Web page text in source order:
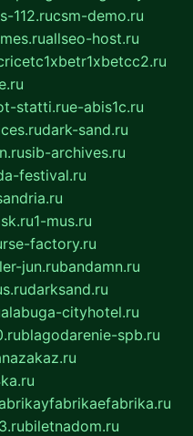
112.rucsm-demo.ru
allseo-host.ru
statti.rue-abis1c.ru
dark-sand.ru
sib-archives.ru
festival.ru
1-mus.ru
factory.ru
jun.rubandamn.ru
darksand.ru
alabuga-cityhotel.ru
blagodarenie-spb.ru
biletnadom.ru